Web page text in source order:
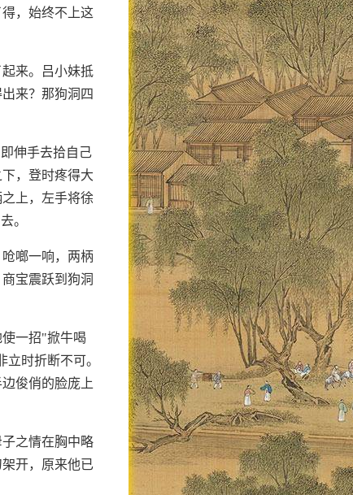
，始终不上这
来。吕小妹抵
来？那狗洞四
伸手去拾自己
，登时疼得大
上，左手将徐
。
啷一响，两柄
宝震跃到狗洞
一招"掀牛喝
时折断不可。
俊俏的脸庞上
之情在胸中略
开，原来他已